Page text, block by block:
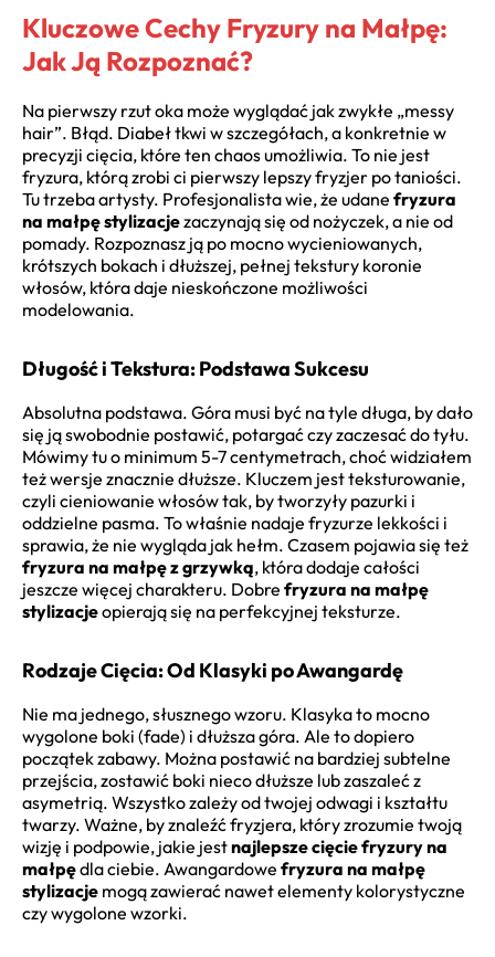
Kluczowe Cechy Fryzury na Małpę:
Jak Ją Rozpoznać?
Na pierwszy rzut oka może wyglądać jak zwykłe „messy
hair”. Błąd. Diabeł tkwi w szczegółach, a konkretnie w
precyzji cięcia, które ten chaos umożliwia. To nie jest
fryzura, którą zrobi ci pierwszy lepszy fryzjer po taniości.
Tu trzeba artysty. Profesjonalista wie, że udane fryzura
na małpę stylizacjezaczynają się od nożyczek, a nie od
pomady. Rozpoznasz ją po mocno wycieniowanych,
krótszych bokach i dłuższej, pełnej tekstury koronie
włosów, która daje nieskończone możliwości
modelowania.
Długość i Tekstura: Podstawa Sukcesu
Absolutna podstawa. Góra musi być na tyle długa, by dało
się ją swobodnie postawić, potargać czy zaczesać do tyłu.
Mówimy tu o minimum 5-7 centymetrach, choć widziałem
też wersje znacznie dłuższe. Kluczem jest teksturowanie,
czyli cieniowanie włosów tak, by tworzyły pazurki i
oddzielne pasma. To właśnie nadaje fryzurze lekkości i
sprawia, że nie wygląda jak hełm. Czasem pojawia się też
fryzura na małpę z grzywką, która dodaje całości
jeszcze więcej charakteru. Dobre fryzura na małpę
stylizacjeopierają się na perfekcyjnej teksturze.
Rodzaje Cięcia: Od Klasyki po Awangardę
Nie ma jednego, słusznego wzoru. Klasyka to mocno
wygolone boki (fade) i dłuższa góra. Ale to dopiero
początek zabawy. Można postawić na bardziej subtelne
przejścia, zostawić boki nieco dłuższe lub zaszaleć z
asymetrią. Wszystko zależy od twojej odwagi i kształtu
twarzy. Ważne, by znaleźć fryzjera, który zrozumie twoją
wizję i podpowie, jakie jestnajlepsze cięcie fryzury na
małpędla ciebie. Awangardowe fryzura na małpę
stylizacje mogą zawierać nawet elementy kolorystyczne
czy wygolone wzorki.